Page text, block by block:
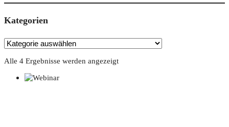
Kate­go­rien
Alle 4 Ergebnisse werden angezeigt